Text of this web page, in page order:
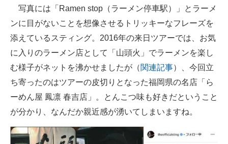
製造業のIT導入・活用を支援
モノづくり技術者専門サイト
エレクトロニクス専門サイト
電子設計の基本と応用
エネルギーの専門メディア
建設×テクノロジーの最前線
ちょっと気になるネットの話題
写真には「Ramen stop（ラーメン停車駅）」とラーメ
ンに目がないことを想像させるトリッキーなフレーズを
添えているスティング。2016年の来日ツアーでは、お気
に入りのラーメン店として「山頭火」でラーメンを楽し
む様子がネットを沸かせましたが（関連記事）、今回立
ち寄ったのはツアーの皮切りとなった福岡県の名店「ら
ーめん屋 鳳凛 春吉店」。とんこつ味も好きだということ
が分かり、なんだか親近感が湧いてしまいますね。